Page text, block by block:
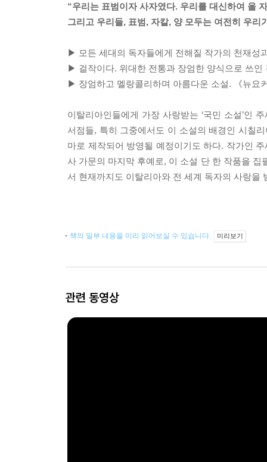
“우리는 표범이자 사자였다. 우리를 대신하여 올
그리고 우리들, 표범, 자칼, 양 모두는 여전히 우리
▶ 모든 세대의 독자들에게 전해질 작가의 천재성
▶ 걸작이다. 위대한 전통과 장엄한 양식으로 쓰인
▶ 장엄하고 멜랑콜리하며 아름다운 소설. 《뉴요
이탈리아인들에게 가장 사랑받는 ‘국민 소설’인
서점들, 특히 그중에서도 이 소설의 배경인 시칠
마로 제작되어 방영될 예정이기도 하다. 작가인
사 가문의 마지막 후예로, 이 소설 단 한 작품을
서 현재까지도 이탈리아와 전 세계 독자의 사랑을
책의 일부 내용을 미리 읽어보실 수 있습니다. 미리보기
관련 동영상